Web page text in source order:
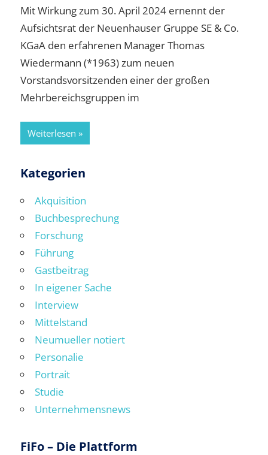
Mit Wirkung zum 30. April 2024 ernennt der
Aufsichtsrat der Neuenhauser Gruppe SE & Co.
KGaA den erfahrenen Manager Thomas
Wiedermann (*1963) zum neuen
Vorstandsvorsitzenden einer der großen
Mehrbereichsgruppen im
Weiterlesen
Kategorien
Akquisition
Buchbesprechung
Forschung
Führung
Gastbeitrag
In eigener Sache
Interview
Mittelstand
Neumueller notiert
Personalie
Portrait
Studie
Unternehmensnews
FiFo – Die Plattform